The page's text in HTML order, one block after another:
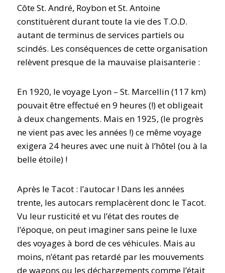
Côte St. André, Roybon et St. Antoine
constituèrent durant toute la vie des T.O.D.
autant de terminus de services partiels ou
scindés. Les conséquences de cette organisation
relèvent presque de la mauvaise plaisanterie :
En 1920, le voyage Lyon – St. Marcellin (117 km)
pouvait être effectué en 9 heures (!) et obligeait
à deux changements. Mais en 1925, (le progrès
ne vient pas avec les années !) ce même voyage
exigera 24 heures avec une nuit à l’hôtel (ou à la
belle étoile) !
Après le Tacot : l’autocar ! Dans les années
trente, les autocars remplacèrent donc le Tacot.
Vu leur rusticité et vu l’état des routes de
l’époque, on peut imaginer sans peine le luxe
des voyages à bord de ces véhicules. Mais au
moins, n’étant pas retardé par les mouvements
de wagons ou les déchargements comme l’était